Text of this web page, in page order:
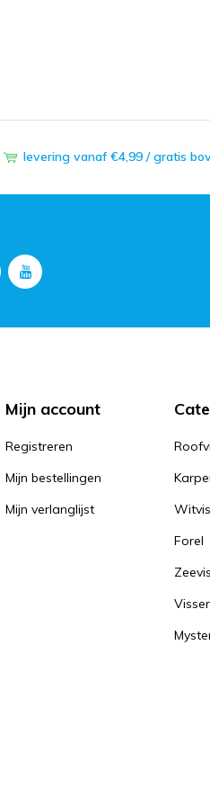
levering vanaf €4,99 / gratis
Mijn account
Registreren
Mijn bestellingen
Mijn verlanglijst
Witvis
Forel
Zeevis